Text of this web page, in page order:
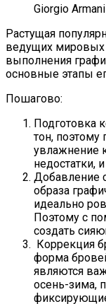
Giorgio Armani
Растущая
ведущих мировых
выполнения
основные этапы
Пошагово:
Подготовка
тон,
увлажнение
недостатки,
Добавление
образа
идеально
Поэтому с
создать
Коррекция
форма
являются
осень-зима,